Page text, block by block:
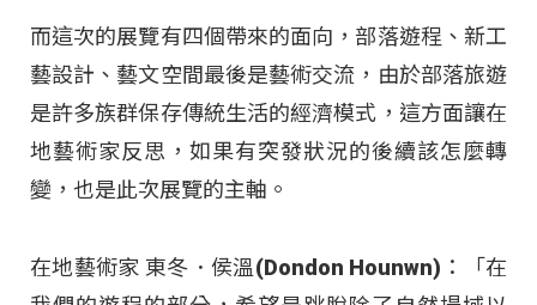
而這次的展覽有四個帶來的面向，部落遊程、新工
藝設計、藝文空間最後是藝術交流，由於部落旅遊
是許多族群保存傳統生活的經濟模式，這方面讓在
地藝術家反思，如果有突發狀況的後續該怎麼轉
變，也是此次展覽的主軸。
在地藝術家 東冬．侯溫(Dondon Hounwn)：「在